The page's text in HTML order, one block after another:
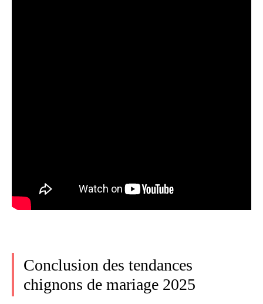
Conclusion des tendances
chignons de mariage 2025